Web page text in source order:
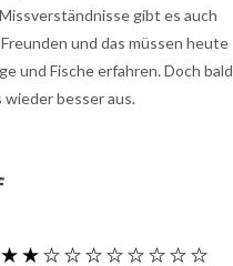
Missverständnisse gibt es auch
und das müssen heute
und Fische erfahren. Doch bald
wieder besser aus.